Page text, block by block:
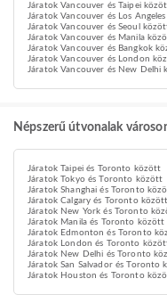
Járatok Vancouver és Taipei
Járatok Vancouver és Los
Járatok Vancouver és Seoul
Járatok Vancouver és Manila
Járatok Vancouver és Bangkok
Járatok Vancouver és London
Járatok Vancouver és New Delhi
Népszerű útvonalak
Járatok Taipei és Toronto között
Járatok Tokyo és Toronto között
Járatok Shanghai és Toronto
Járatok Calgary és Toronto között
Járatok New York és Toronto
Járatok Manila és Toronto között
Járatok Edmonton és Toronto
Járatok London és Toronto
Járatok New Delhi és Toronto
Járatok San Salvador és Toronto
Járatok Houston és Toronto